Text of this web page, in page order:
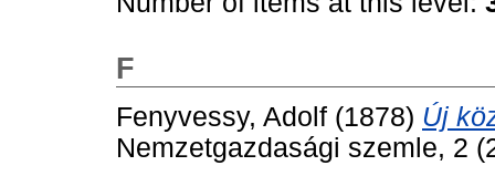
F
Fenyvessy, Adolf (1878) Új
Nemzetgazdasági szemle, 2